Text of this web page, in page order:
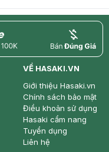
price
VỀ HASAKI.VN
Giới thiệu Hasaki.vn
Chính sách bảo mật
Điều khoản sử dụng
Hasaki cẩm nang
Tuyển dụng
Liên hệ